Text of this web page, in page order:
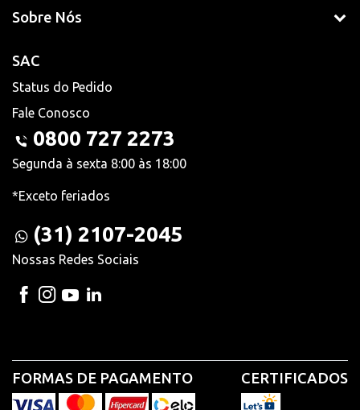
Sobre Nós
SAC
Status do Pedido
Fale Conosco
0800 727 2273
Segunda à sexta 8:00 às 18:00
*Exceto feriados
(31) 2107-2045
Nossas Redes Sociais
FORMAS DE PAGAMENTO CERTIFICADOS